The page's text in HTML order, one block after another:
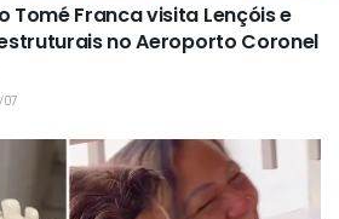
Tomé Franca visita Lençóis e
no Aeroporto Coronel